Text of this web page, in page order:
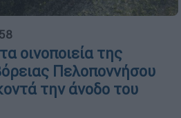
οινοποιεία της
Πελοποννήσου
την άνοδο του